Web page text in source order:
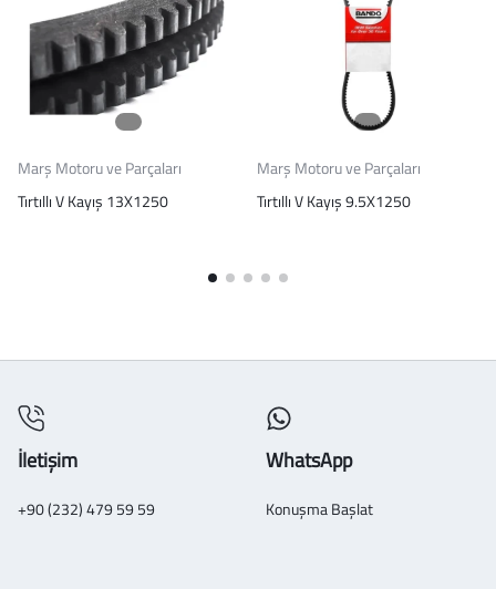
Marş Motoru ve Parçaları
Tırtıllı V Kayış 13X1250
Marş Motoru ve Parçaları
Tırtıllı V Kayış 9.5X1250
İletişim
+90 (232) 479 59 59
WhatsApp
Konuşma Başlat